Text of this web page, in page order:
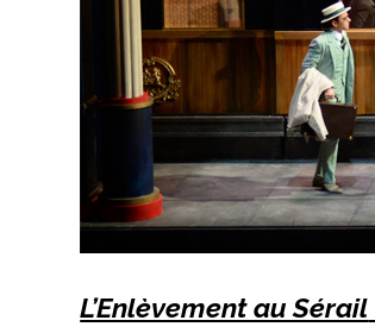
L’Enlèvement au Sérail